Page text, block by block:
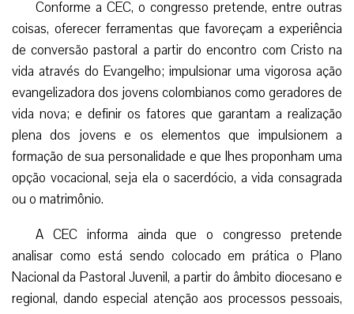
Conforme a CEC, o congresso pretende, entre outras
coisas, oferecer ferramentas que favoreçam a experiência
de conversão pastoral a partir do encontro com Cristo na
vida através do Evangelho; impulsionar uma vigorosa ação
evangelizadora dos jovens colombianos como geradores de
vida nova; e definir os fatores que garantam a realização
plena dos jovens e os elementos que impulsionem a
formação de sua personalidade e que lhes proponham uma
opção vocacional, seja ela o sacerdócio, a vida consagrada
ou o matrimônio.
A CEC informa ainda que o congresso pretende
analisar como está sendo colocado em prática o Plano
Nacional da Pastoral Juvenil, a partir do âmbito diocesano e
regional, dando especial atenção aos processos pessoais,